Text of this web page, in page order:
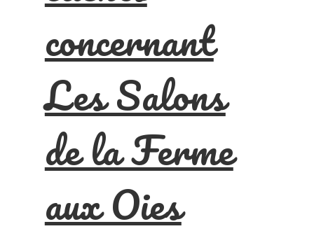
concernant
Les Salons
de la Ferme
aux Oies